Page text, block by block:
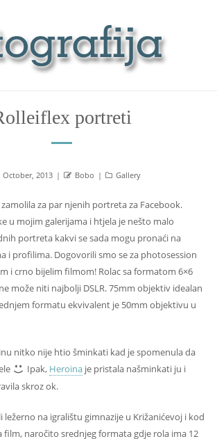
portreti
October, 2013 Author
Bobo Categories
Gallery
za par njenih portreta za Facebook.
u mojim galerijama i htjela je nešto malo
portreta kakvi se sada mogu pronaći na
i profilima. Dogovorili smo se za photosession
i crno bijelim filmom! Rolac sa formatom 6×6
može niti najbolji DSLR. 75mm objektiv idealan
formatu ekvivalent je 50mm objektivu u
nitko nije htio šminkati kad je spomenula da
Ipak, Heroinaje pristala našminkati ju i
skroz ok.
ležerno na igralištu gimnazije u Križanićevoj i kod
film, naročito srednjeg formata gdje rola ima 12